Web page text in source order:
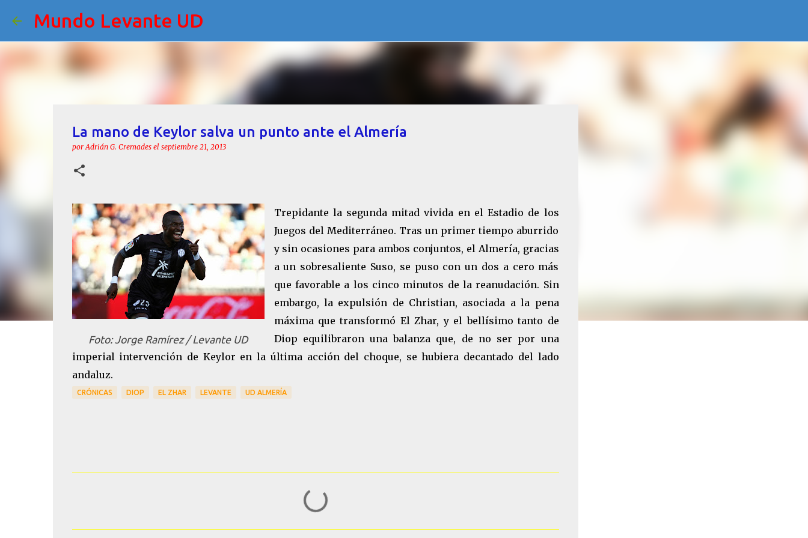
Mundo Levante UD
La mano de Keylor salva un punto ante el Almería
porAdrián G. Cremades el septiembre 21, 2013
Foto: Jorge Ramírez / Levante UD
Trepidante la segunda mitad vivida en el Estadio de los
Juegos del Mediterráneo. Tras un primer tiempo aburrido
y sin ocasiones para ambos conjuntos, el Almería, gracias
a un sobresaliente Suso, se puso con un dos a cero más
que favorable a los cinco minutos de la reanudación. Sin
embargo, la expulsión de Christian, asociada a la pena
máxima que transformó El Zhar, y el bellísimo tanto de
Diop equilibraron una balanza que, de no ser por una
imperial intervención de Keylor en la última acción del choque, se hubiera decantado del lado
andaluz.
CRÓNICAS DIOP EL ZHAR LEVANTE UD ALMERÍA